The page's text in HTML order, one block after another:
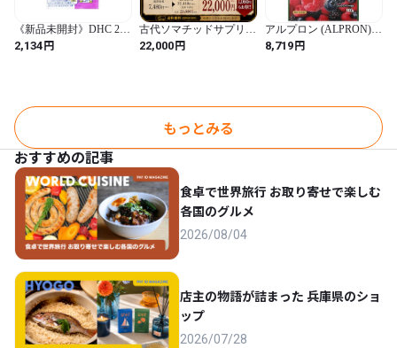
《新品未開封》DHC 20
日ビタミンBミックス 40
粒
2,134円
古代ソマチッドサプリ
「KISEKI」送料無料
【お得セット】３袋
22,000円
アルプロン (ALPRON)
ホエイ プロテイン WPC
ミックスベリー風味
8,719円
もっとみる
おすすめの記事
食卓で世界旅行 お取り寄せで楽しむ
各国のグルメ
2026/08/04
店主の物語が詰まった 兵庫県のショ
ップ
2026/07/28